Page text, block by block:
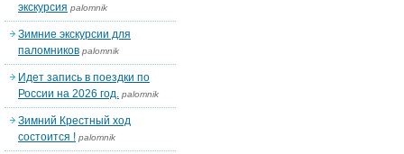
экскурсия palomnik
Зимние экскурсии для
паломников palomnik
Идет запись в поездки по
России на 2026 год. palomnik
Зимний Крестный ход
состоится ! palomnik